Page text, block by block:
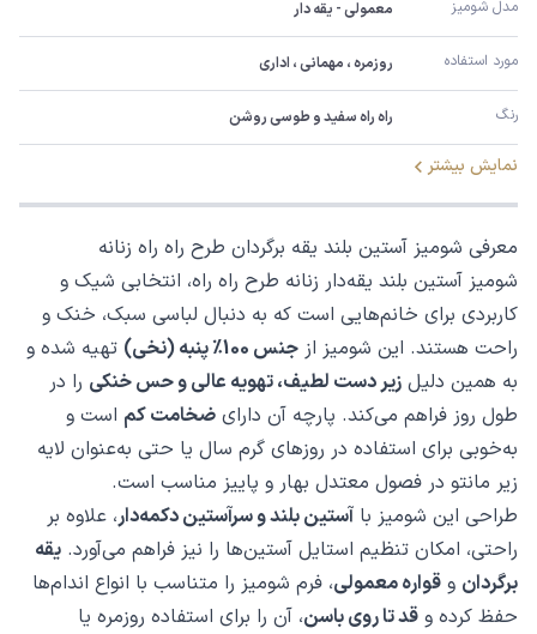
مدل شومیز معمولی - یقه دار
مورد استفاده روزمره ، مهمانی ، اداری
رنگ راه راه سفید و طوسی روشن
نمایش بیشتر
معرفی شومیز آستین بلند یقه برگردان طرح راه راه زنانه
شومیز آستین بلند یقه‌دار زنانه طرح راه راه، انتخابی شیک و
کاربردی برای خانم‌هایی است که به دنبال لباسی سبک، خنک و
راحت هستند. این شومیز از جنس 100٪ پنبه (نخی)
تهیه شده و
به همین دلیل زیر دست لطیف، تهویه عالی و حس خنکی را در
طول روز فراهم می‌کند. پارچه آن دارای ضخامت کم است و
به‌خوبی برای استفاده در روزهای گرم سال یا حتی به‌عنوان لایه
زیر مانتو در فصول معتدل بهار و پاییز مناسب است.
طراحی این شومیز با آستین بلند و سرآستین دکمه‌دار، علاوه بر
راحتی، امکان تنظیم استایل آستین‌ها را نیز فراهم می‌آورد. یقه
برگردان و قواره معمولی، فرم شومیز را متناسب با انواع اندام‌ها
حفظ کرده و قد تا روی باسن، آن را برای استفاده روزمره یا